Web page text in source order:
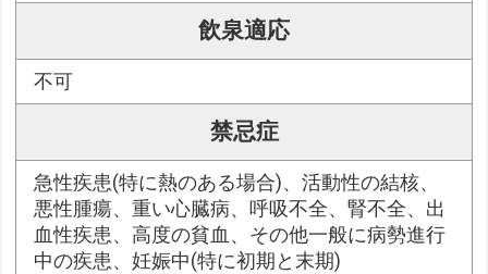
飲泉適応
不可
禁忌症
急性疾患(特に熱のある場合)、活動性の結核、
悪性腫瘍、重い心臓病、呼吸不全、腎不全、出
血性疾患、高度の貧血、その他一般に病勢進行
中の疾患、妊娠中(特に初期と末期)